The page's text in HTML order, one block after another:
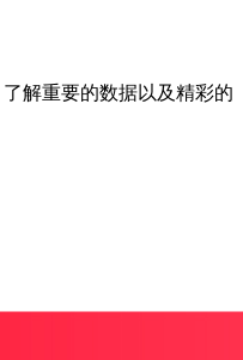
解重要的数据以及精彩的